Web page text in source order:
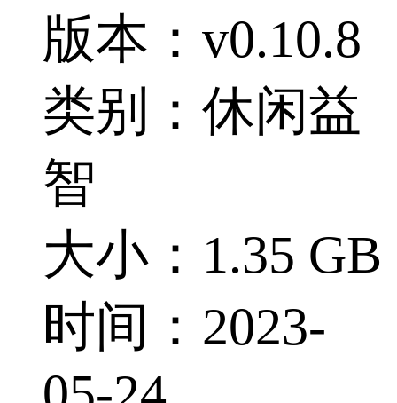
版本：v0.10.8
类别：休闲益
智
大小：1.35 GB
时间：2023-